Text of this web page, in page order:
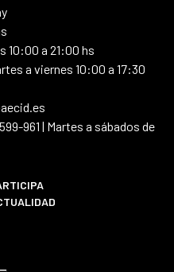
10:00 a 21:00 hs
a viernes 10:00 a 17:30
961 | Martes a sábados de